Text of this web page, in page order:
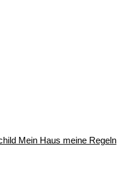
Mein Haus meine Regeln